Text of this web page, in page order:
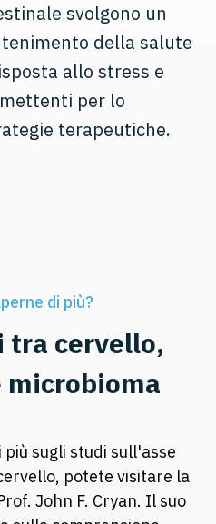
svolgono un
della salute
allo stress e
per lo
terapeutiche.
di più?
cervello,
sugli studi sull'asse
potete visitare la
John F. Cryan. Il suo